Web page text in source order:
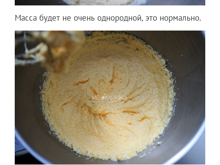
Масса будет не очень однородной, это нормально.